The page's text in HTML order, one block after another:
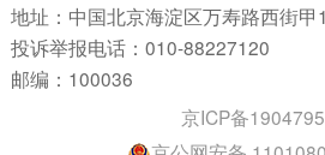
地址：中国北京海淀区万寿路西街甲
投诉举报电话：010-88227120
邮编：100036
京ICP备